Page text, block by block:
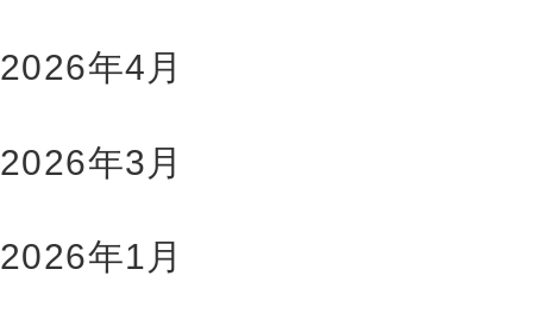
2026年4月
2026年3月
2026年1月